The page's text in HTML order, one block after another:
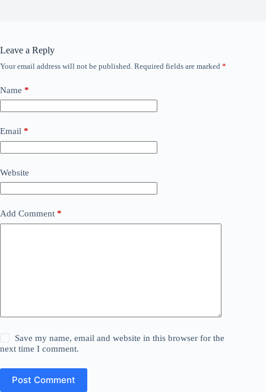
Leave a Reply
Your email address will not be published. Required fields are marked *
Name *
Email *
Website
Add Comment *
Save my name, email and website in this browser for the
next time I comment.
Post Comment